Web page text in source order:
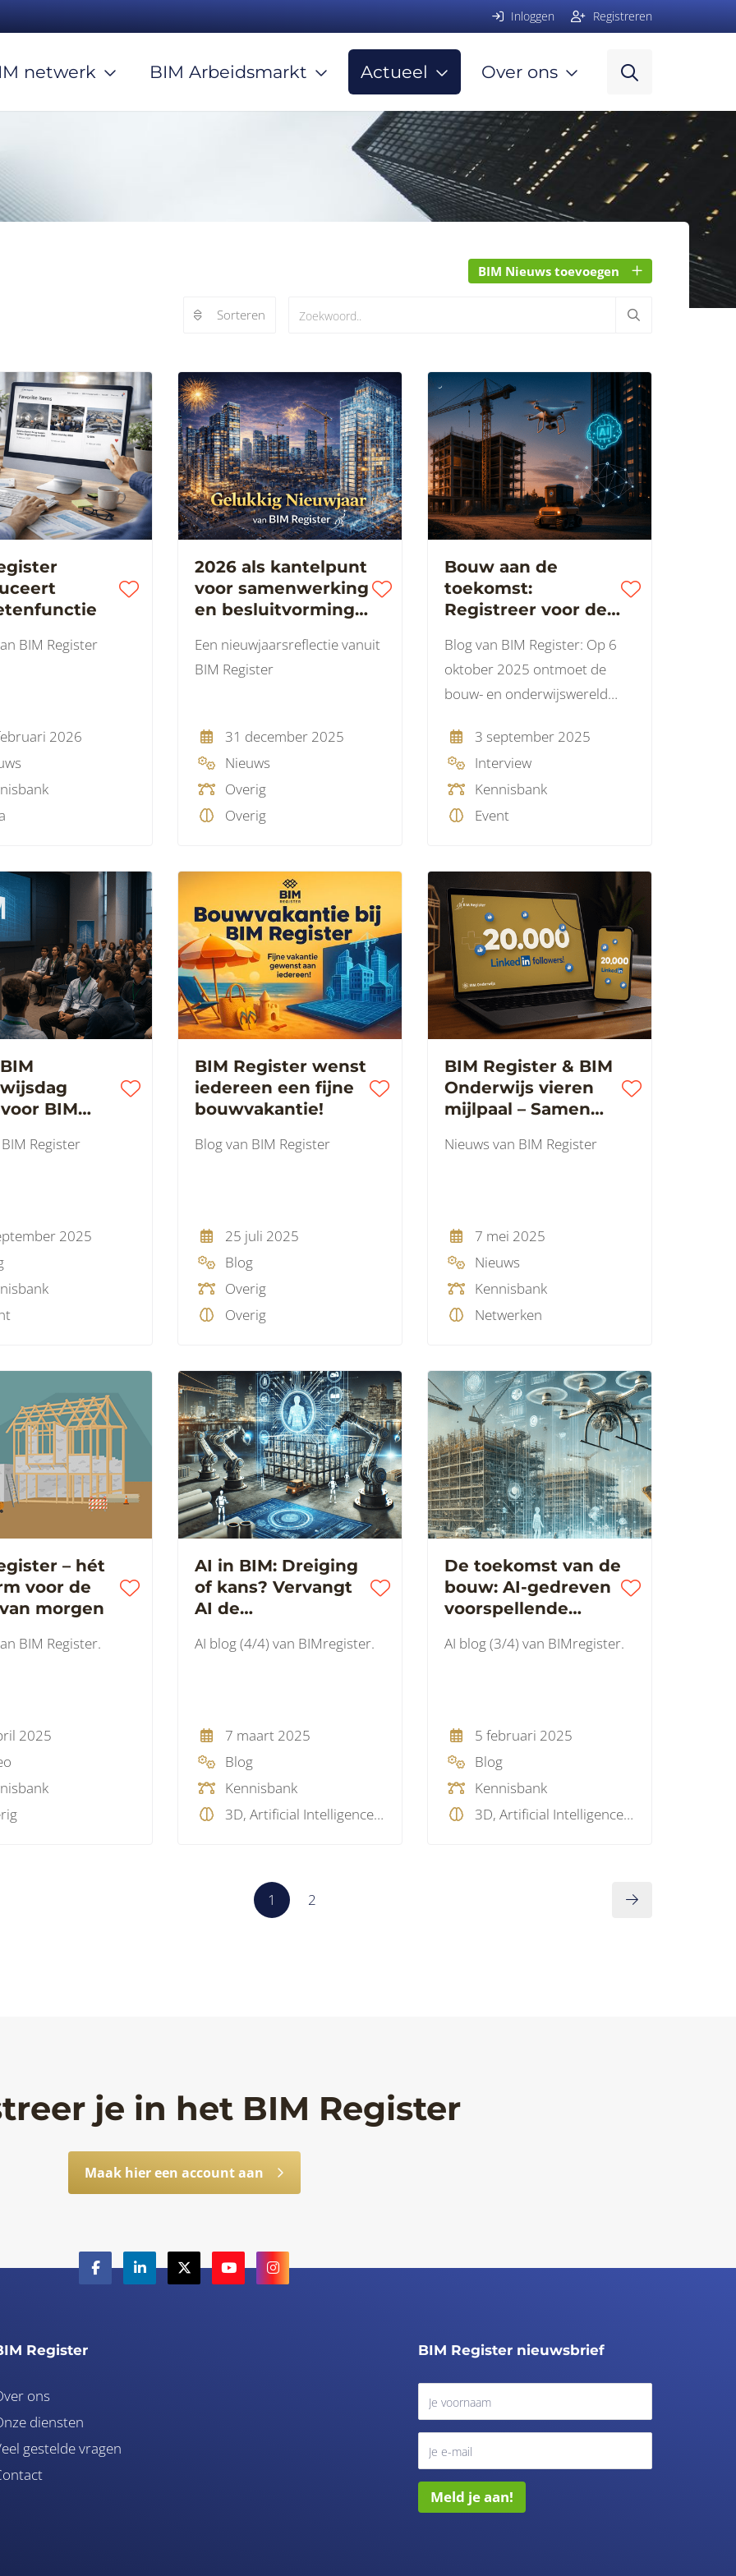
Sorteren
BIM Nieuws toevoegen
BIM Register
2026
2026 als kantelpunt
voor samenwerking
en besluitvorming
Gelukkig nieuwjaar!
Een nieuwjaarsreflectie vanuit
BIM Register
31 december 2025
Nieuws
Overig
Overig
Bouw aan de
toekomst:
Registreer voor de
2025
Blog van BIM Register: Op 6
oktober 2025 ontmoet de
bouw- en onderwijswereld
3 september 2025
Interview
Kennisbank
Event
BIM
Register
2025
BIM Register wenst
iedereen een fijne
bouwvakantie!
Blog van BIM Register
25 juli 2025
Blog
Overig
Overig
BIM Register & BIM
Onderwijs vieren
mijlpaal – Samen
LinkedIn
Nieuws van BIM Register
7 mei 2025
Nieuws
Kennisbank
Netwerken
– hét
voor de
morgen
BIM Register.
2025
AI in BIM: Dreiging
of kans? Vervangt
AI de
AI blog (4/4) van BIMregister.
7 maart 2025
Blog
Kennisbank
3D, Artificial Intelligence (AI), BIM visie, Projectmanagement
De toekomst van de
bouw: AI-gedreven
voorspellende
AI blog (3/4) van BIMregister.
5 februari 2025
Blog
Kennisbank
3D, Artificial Intelligence (AI)
1 2
Inloggen Registreren
netwerk BIM Arbeidsmarkt Actueel Over ons
je in het BIM Register
Maak hier een account aan
Register
ons
diensten
gestelde vragen
BIM Register nieuwsbrief
Meld je aan!